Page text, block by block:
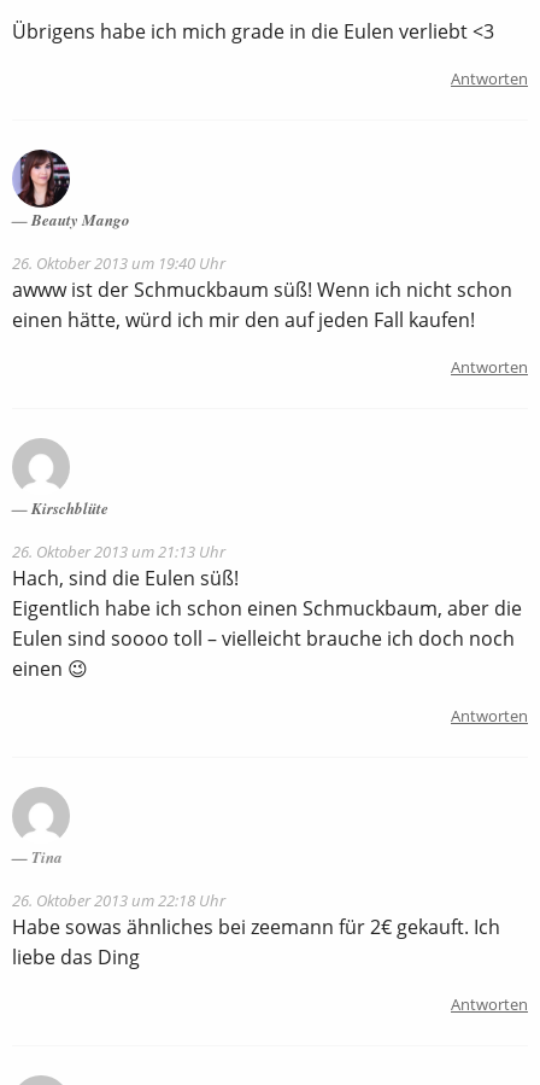
Übrigens habe ich mich grade in die Eulen verliebt <3
Antworten
Beauty Mango
26. Oktober 2013 um 19:40 Uhr
awww ist der Schmuckbaum süß! Wenn ich nicht schon
einen hätte, würd ich mir den auf jeden Fall kaufen!
Antworten
Kirschblüte
26. Oktober 2013 um 21:13 Uhr
Hach, sind die Eulen süß!
Eigentlich habe ich schon einen Schmuckbaum, aber die
Eulen sind soooo toll – vielleicht brauche ich doch noch
einen 😉
Antworten
Tina
26. Oktober 2013 um 22:18 Uhr
Habe sowas ähnliches bei zeemann für 2€ gekauft. Ich
liebe das Ding
Antworten